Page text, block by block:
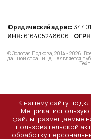
Юридический адрес:
ИНН: 616405248606
© Золотая Подкова, 2014 - 2026.
данной странице, не является
К нашему сайту
Метрика,
файлы, размещаемые
пользовательской
обработку